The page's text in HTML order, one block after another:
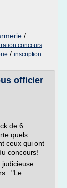
/
concours
/ inscription
officier
de 6
quels
ceux qui ont
concours!
: "Le